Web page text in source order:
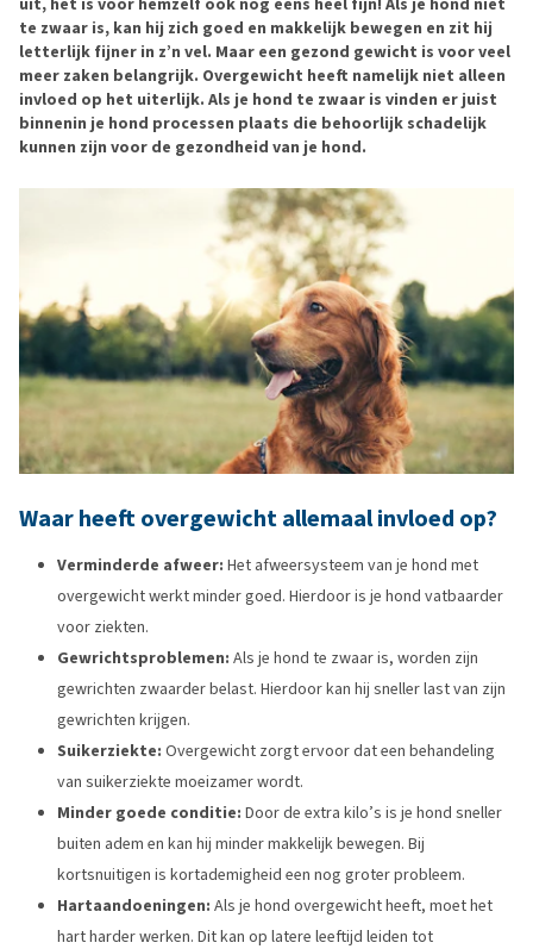
te zwaar is, kan hij zich goed en makkelijk bewegen en zit hij
letterlijk fijner in z’n vel. Maar een gezond gewicht is voor veel
meer zaken belangrijk. Overgewicht heeft namelijk niet alleen
invloed op het uiterlijk. Als je hond te zwaar is vinden er juist
binnenin je hond processen plaats die behoorlijk schadelijk
kunnen zijn voor de gezondheid van je hond.
Waar heeft overgewicht allemaal invloed op?
Verminderde afweer: Het afweersysteem van je hond met
overgewicht werkt minder goed. Hierdoor is je hond vatbaarder
voor ziekten.
Gewrichtsproblemen: Als je hond te zwaar is, worden zijn
gewrichten zwaarder belast. Hierdoor kan hij sneller last van zijn
gewrichten krijgen.
Suikerziekte: Overgewicht zorgt ervoor dat een behandeling
van suikerziekte moeizamer wordt.
Minder goede conditie: Door de extra kilo’s is je hond sneller
buiten adem en kan hij minder makkelijk bewegen. Bij
kortsnuitigen is kortademigheid een nog groter probleem.
Hartaandoeningen: Als je hond overgewicht heeft, moet het
hart harder werken. Dit kan op latere leeftijd leiden tot